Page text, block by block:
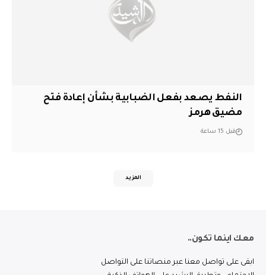
النفط يصعد بفعل الضبابية بشأن إعادة فتح
مضيق هرمز
قبل 15 ساعة
المزيد
معك اينما تكون..
ابقى على تواصل معنا عبر منصاتنا على التواصل